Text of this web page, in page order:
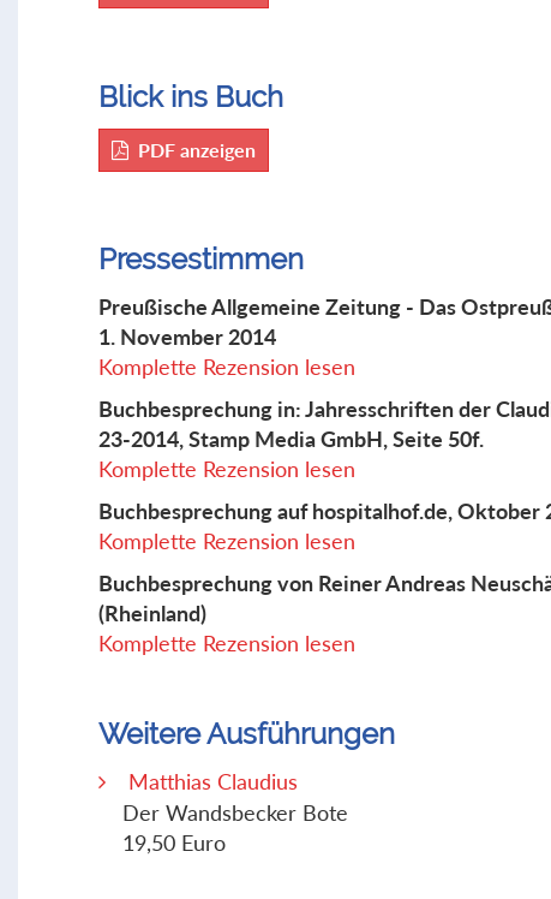
Blick ins Buch
PDF anzeigen
Pressestimmen
Preußische Allgemeine Zeitung - Das
1. November 2014
Komplette Rezension lesen
Buchbesprechung in: Jahresschriften der
23-2014, Stamp Media GmbH, Seite 50f.
Komplette Rezension lesen
Buchbesprechung auf hospitalhof.de, Oktober
Komplette Rezension lesen
Buchbesprechung von Reiner Andreas
(Rheinland)
Komplette Rezension lesen
Weitere Ausführungen
Matthias Claudius
Der Wandsbecker Bote
19,50 Euro